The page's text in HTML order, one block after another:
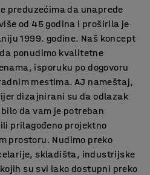
preduzećima da unaprede
od 45 godina i proširila je
1999. godine. Naš koncept
ponudimo kvalitetne
isporuku po dogovoru
mestima. AJ nameštaj,
dizajnirani su da odlazak
da vam je potreban
prilagođeno projektno
prostoru. Nudimo preko
skladišta, industrijske
su svi lako dostupni preko